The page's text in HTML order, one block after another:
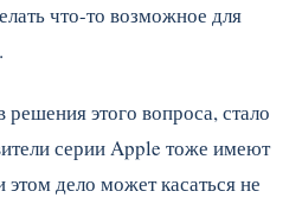
что-то возможное для
этого вопроса, стало
серии Apple тоже имеют
дело может касаться не